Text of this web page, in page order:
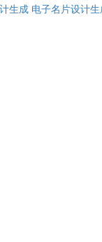
生成 电子名片设计生